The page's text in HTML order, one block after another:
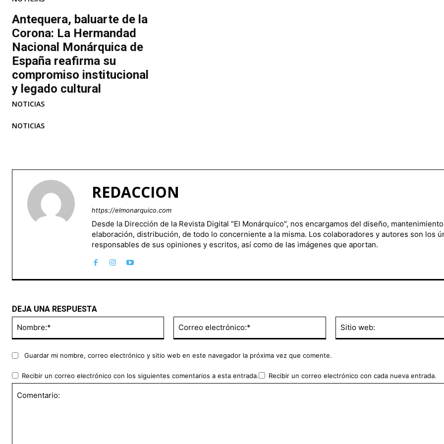
Antequera, baluarte de la
Corona: La Hermandad
Nacional Monárquica de
España reafirma su
compromiso institucional
y legado cultural
NOTICIAS
NOTICIAS
REDACCION
https://elmonarquico.com
Desde la Dirección de la Revista Digital "El Monárquico", nos encargamos del diseño,
elaboración, distribución, de todo lo concerniente a la misma. Los colaboradores y autores son los
responsables de sus opiniones y escritos, así como de las imágenes que aportan.
DEJA UNA RESPUESTA
electrónico:*
Guardar mi nombre, correo electrónico y sitio web en este navegador la próxima vez que comente.
Recibir un correo electrónico con los siguientes comentarios a esta entrada. Recibir un correo electrónico con cada nueva entrada.